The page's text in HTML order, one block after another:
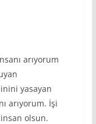
arıyorum
yasayan
arıyorum. İşi
olsun.